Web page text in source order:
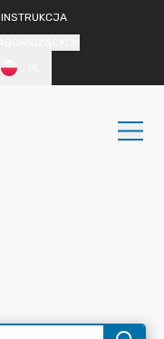
INSTRUKCJA